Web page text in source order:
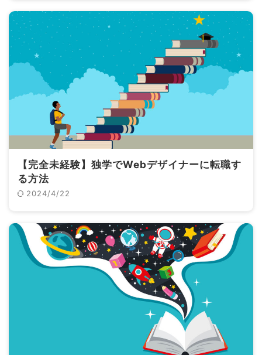
【完全未経験】独学でWebデザイナーに転職す
る方法
2024/4/22